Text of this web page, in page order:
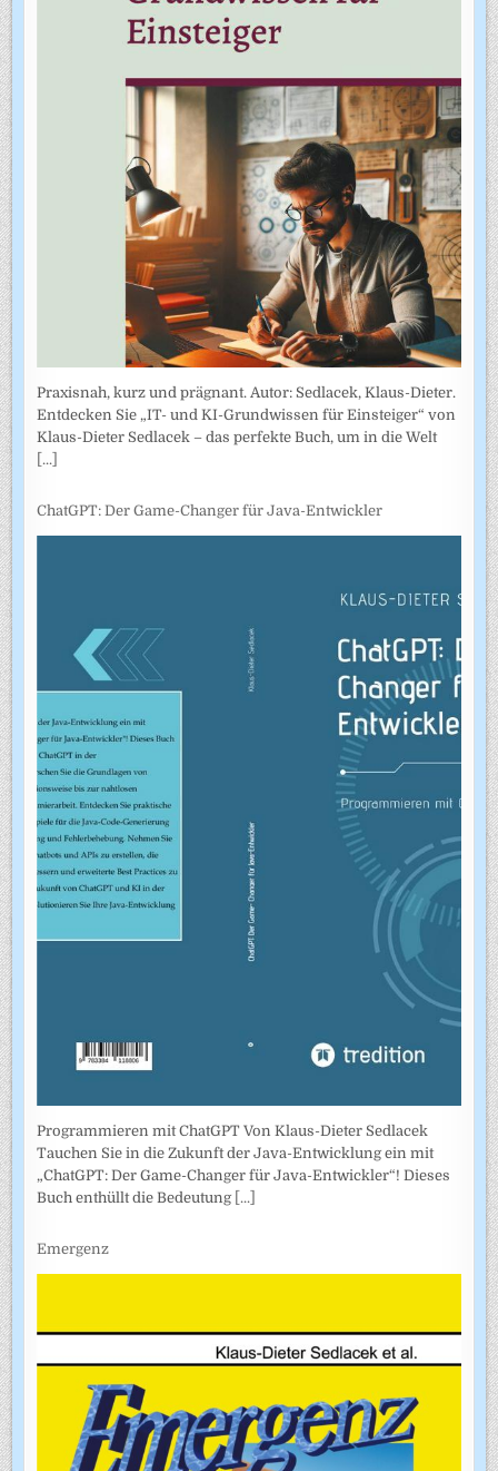
Praxisnah, kurz und prägnant. Autor: Sedlacek, Klaus-Dieter.
Entdecken Sie „IT- und KI-Grundwissen für Einsteiger“ von
Klaus-Dieter Sedlacek – das perfekte Buch, um in die Welt
[...]
ChatGPT: Der Game-Changer für Java-Entwickler
Programmieren mit ChatGPT Von Klaus-Dieter Sedlacek
Tauchen Sie in die Zukunft der Java-Entwicklung ein mit
„ChatGPT: Der Game-Changer für Java-Entwickler“! Dieses
Buch enthüllt die Bedeutung [...]
Emergenz